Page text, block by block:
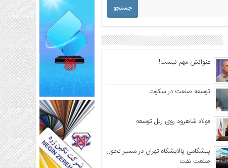
عنوانش مهم نیست!
توسعه صنعت در سکوت
فولاد شاهرود روی ریل توسعه
پیشگامی پالایشگاه تهران در مسیر تحول
صنعت نفت